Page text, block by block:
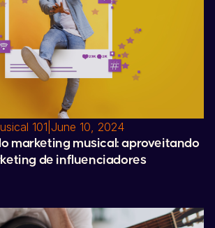
101 June 10, 2024
marketing musical: aproveitando
de influenciadores